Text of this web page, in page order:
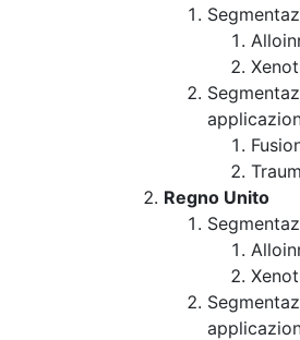
Regno Unito